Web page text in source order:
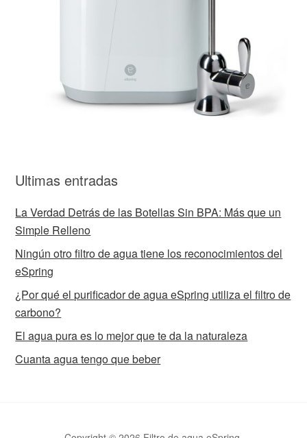
Ultimas entradas
La Verdad Detrás de las Botellas Sin BPA: Más que un
Simple Relleno
Ningún otro filtro de agua tiene los reconocimientos del
eSpring
¿Por qué el purificador de agua eSpring utiliza el filtro de
carbono?
El agua pura es lo mejor que te da la naturaleza
Cuanta agua tengo que beber